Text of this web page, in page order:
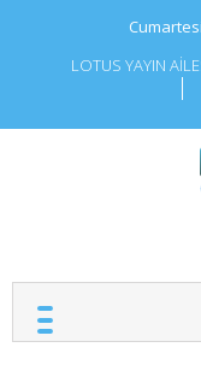
LOTUS YAYIN